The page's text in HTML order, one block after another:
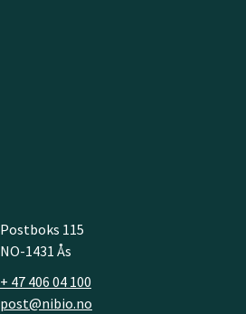
Postboks 115
NO-1431 Ås
+ 47 406 04 100
post@nibio.no